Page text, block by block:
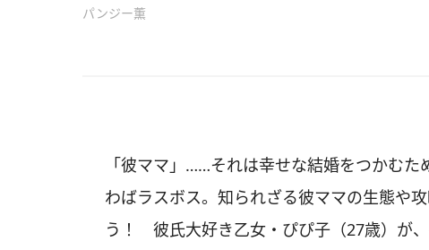
パンジー薫
「彼ママ」……それは幸せな結婚をつかむ
わばラスボス。知られざる彼ママの生態や
う！ 彼氏大好き乙女・ぴぴ子（27歳）が